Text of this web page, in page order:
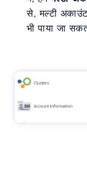
से, मल्टी
भी पाया जा